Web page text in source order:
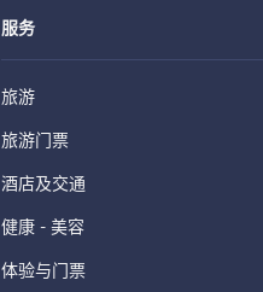
服务
旅游
旅游门票
酒店及交通
健康 - 美容
体验与门票